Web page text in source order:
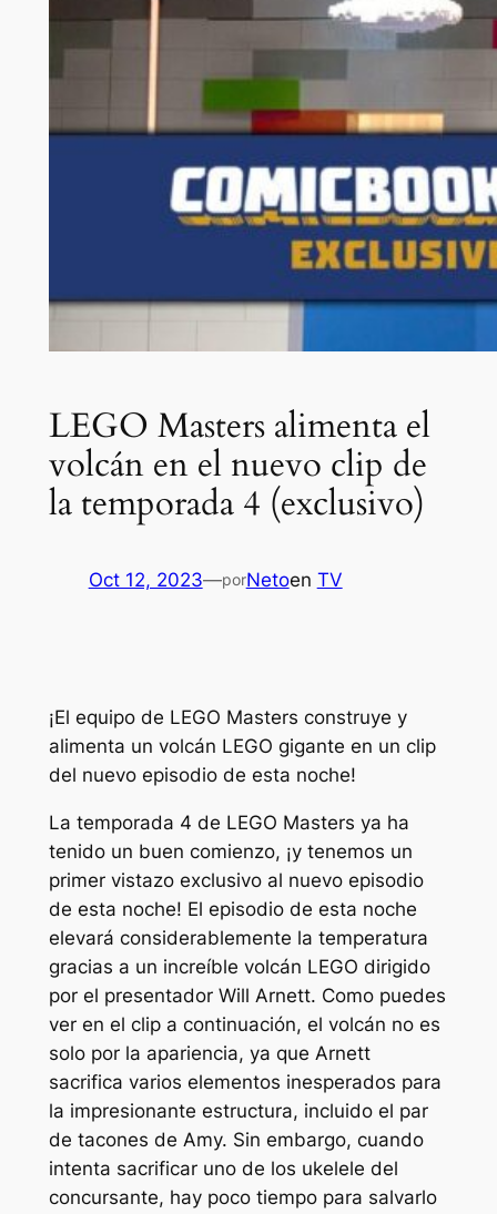
LEGO Masters alimenta el
volcán en el nuevo clip de
la temporada 4 (exclusivo)
Oct 12, 2023—porNetoen TV
¡El equipo de LEGO Masters construye y
alimenta un volcán LEGO gigante en un clip
del nuevo episodio de esta noche!
La temporada 4 de LEGO Masters ya ha
tenido un buen comienzo, ¡y tenemos un
primer vistazo exclusivo al nuevo episodio
de esta noche! El episodio de esta noche
elevará considerablemente la temperatura
gracias a un increíble volcán LEGO dirigido
por el presentador Will Arnett. Como puedes
ver en el clip a continuación, el volcán no es
solo por la apariencia, ya que Arnett
sacrifica varios elementos inesperados para
la impresionante estructura, incluido el par
de tacones de Amy. Sin embargo, cuando
intenta sacrificar uno de los ukelele del
concursante, hay poco tiempo para salvarlo